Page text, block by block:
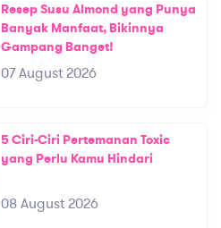
Resep Susu Almond yang Punya
Banyak Manfaat, Bikinnya
Gampang Banget!
07 August 2026
5 Ciri-Ciri Pertemanan Toxic
yang Perlu Kamu Hindari
08 August 2026